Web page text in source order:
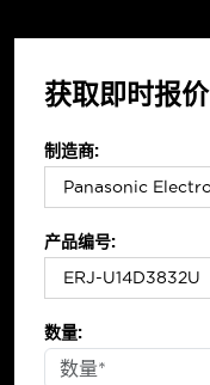
获取即时报价
制造商:
产品编号:
数量: